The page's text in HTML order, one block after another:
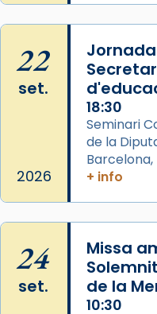
Arquebisbat
2 weeks ago
Memòria de les
Semproniana,
Acompanyant la
eterna”) són
frare Joan Gaspar
que les santes són
22
set.
2026
18:30
Seminari
de la
Barcelona,
+ info
24
set.
Missa
de la
10:30